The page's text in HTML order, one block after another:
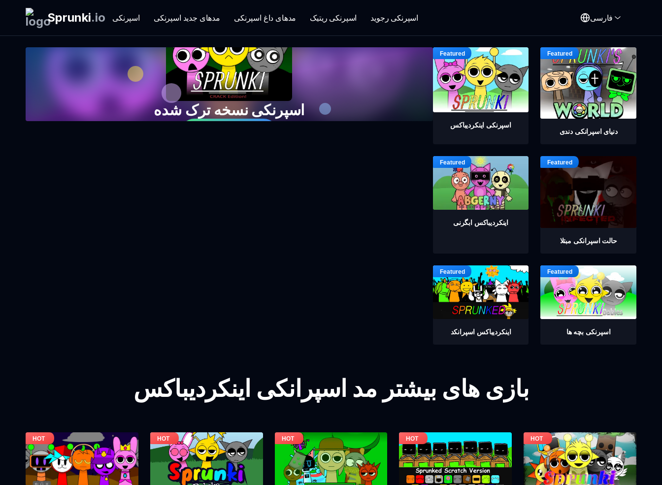
Sprunki.io اسپرنکی مدهای جدید اسپرنکی مدهای داغ اسپرنکی اسپرنکی ریتیک اسپرنکی رجوید فارسی
اسپرنکی نسخه ترک شده
اسپرنکی اینکردیباکس
دنیای اسپرانکی دندی
اینکردیباكس ابگرنی
حالت اسپرانکی مبتلا
اینکردیباكس اسپرانکد اسپرنکی بچه ها
بازی های بیشتر مد اسپرانکی اینکردیباکس